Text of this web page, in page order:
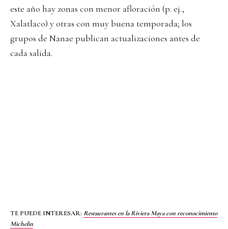
este año hay zonas con menor afloración (p. ej.,
Xalatlaco) y otras con muy buena temporada; los
grupos de Nanae publican actualizaciones antes de
cada salida.
TE PUEDE INTERESAR: Restaurantes en la Riviera Maya con reconocimiento
Michelin